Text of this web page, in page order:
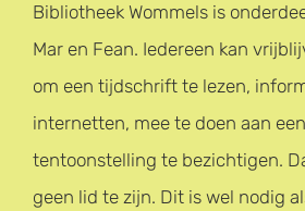
Bibliotheek Wommels is
Mar en Fean. Iedereen kan
om een tijdschrift te lezen,
internetten, mee te doen aan
tentoonstelling te bezichtigen.
geen lid te zijn. Dit is wel nodig